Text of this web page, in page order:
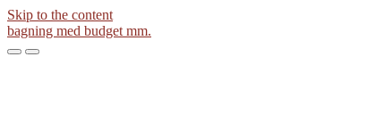
Skip to the content
bagning med budget mm.
ToggleToggle